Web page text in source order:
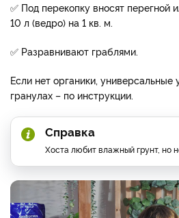
✅ Под перекопку вносят перегной
10 л (ведро) на 1 кв. м.
✅ Разравнивают граблями.
Если нет органики, универсальные
гранулах – по инструкции.
Справка
Хоста любит влажный грунт, но